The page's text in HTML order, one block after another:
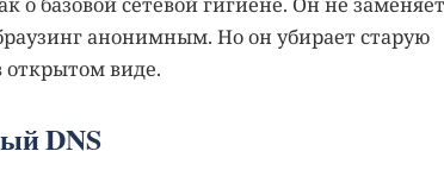
анонимным. Но он убирает старую
открытом виде.
DNS